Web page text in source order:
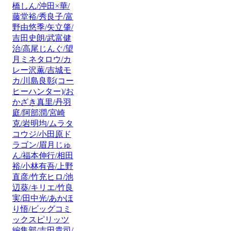
橋しん/沖田×華/
藤堂裕/秀良子/富
野由悠季/矢立肇/
吉田史朗/武富健
治/高尾じんぐ/望
月ミネタロウ/カ
レー沢薫/吉城モ
カ/川島良彰(コー
ヒーハンター)/お
かざき真里/丹羽
庭/阿部潤/宮崎
克/岩明均/ムラタ
コウジ/小田原ド
ラゴン/眉月じゅ
ん/福本伸行/相田
裕/小林有吾/上野
直彦/竹充ヒロ/池
辺葵/キリエ/竹良
実/田中光/あかほ
り悟/ビッグコミ
ックスピリッツ